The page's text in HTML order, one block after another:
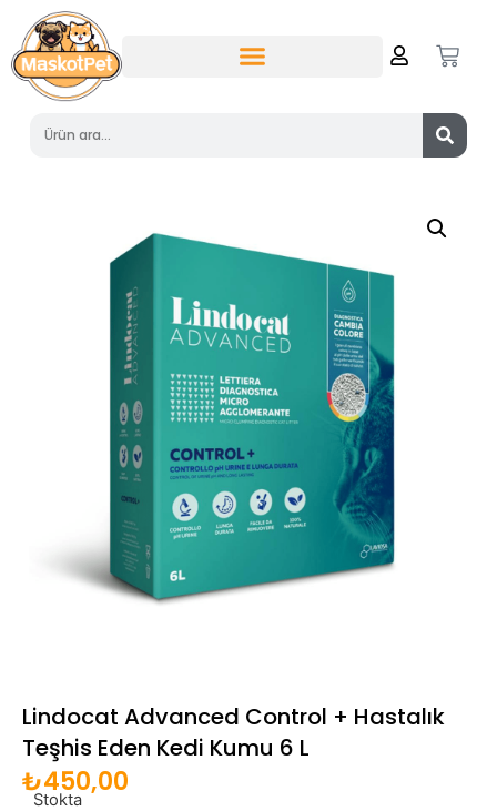
Lindocat Advanced Control + Hastalık
Teşhis Eden Kedi Kumu 6 L
₺450,00
Stokta